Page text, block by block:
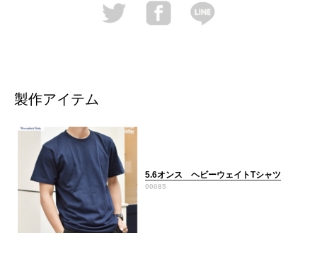
製作アイテム
5.6オンス ヘビーウェイトTシャツ
00085